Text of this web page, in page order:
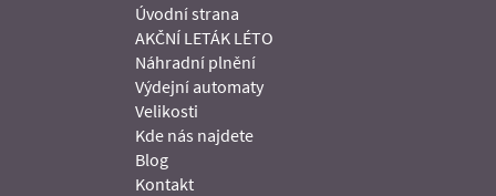
Úvodní strana
AKČNÍ LETÁK LÉTO
Náhradní plnění
Výdejní automaty
Velikosti
Kde nás najdete
Blog
Kontakt